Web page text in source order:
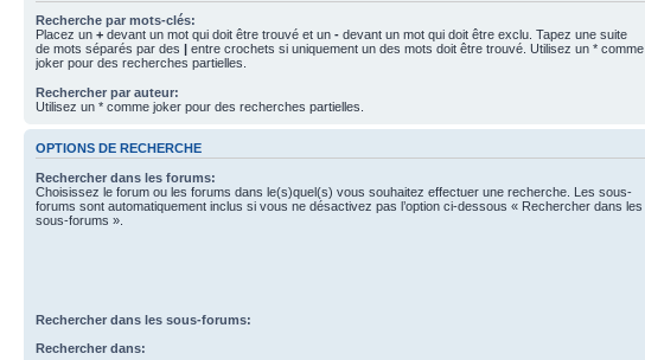
Recherche par mots-clés:
Placez un + devant un mot qui doit être trouvé et un - devant un mot qui doit être exclu. Tapez une suite
de mots séparés par des | entre crochets si uniquement un des mots doit être trouvé. Utilisez un * comme
joker pour des recherches partielles.
Rechercher par auteur:
Utilisez un * comme joker pour des recherches partielles.
OPTIONS DE RECHERCHE
Rechercher dans les forums:
Choisissez le forum ou les forums dans le(s)quel(s) vous souhaitez effectuer une recherche. Les sous-
forums sont automatiquement inclus si vous ne désactivez pas l’option ci-dessous « Rechercher dans les
sous-forums ».
Rechercher dans les sous-forums:
Rechercher dans: